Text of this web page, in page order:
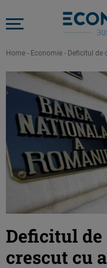
Home - Economie - Deficitul de
Deficitul de
crescut cu